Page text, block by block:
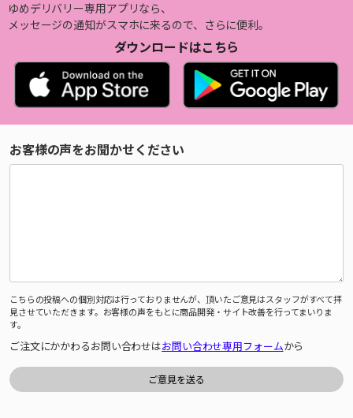
ゆめデリバリー専用アプリなら、
メッセージの通知がスマホに来るので、さらに便利。
ダウンロードはこちら
お客様の声をお聞かせください
こちらの投稿への個別対応は行っておりませんが、頂いたご意見はスタッフがすべて拝
見させていただきます。お客様の声をもとに商品開発・サイト改善を行ってまいりま
す。
ご注文にかかわるお問い合わせはお問い合わせ専用フォームから